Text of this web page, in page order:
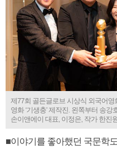
제77회 골든글로브 시상식 외국어
영화 ‘기생충’ 제작진. 왼쪽부터 송
손이앤에이 대표, 이정은, 작가 한진
■이야기를 좋아했던 국문학도